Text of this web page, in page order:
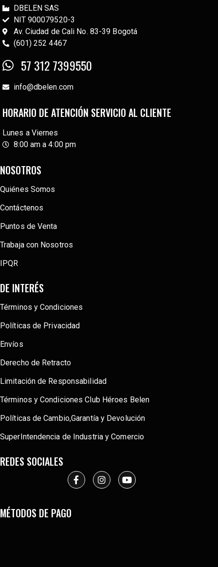
DBELEN SAS
NIT 900079520-3
Av. Ciudad de Cali No. 83-39 Bogotá
(601) 252 4467
57 312 7399550
info@dbelen.com
HORARIO DE ATENCIÓN SERVICIO AL CLIENTE
Lunes a Viernes
8:00 am a 4:00 pm
NOSOTROS
Quiénes Somos
Contáctenos
Puntos de Venta
Trabaja con Nosotros
IPQR
DE INTERÉS
Términos y Condiciones
Políticas de Privacidad
Envíos
Derecho de Retracto
Limitación de Responsabilidad
Términos y Condiciones Club Héroes Belen
Políticas de Cambio,Garantía y Devolución
SuperIntendencia de Industria y Comercio
REDES SOCIALES
MÉTODOS DE PAGO